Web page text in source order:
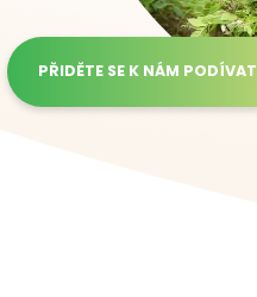
PŘIDĚTE SE K NÁM PODÍVAT